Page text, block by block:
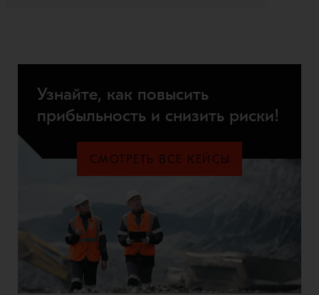
Узнайте, как повысить
прибыльность и снизить риски!
СМОТРЕТЬ ВСЕ КЕЙСЫ